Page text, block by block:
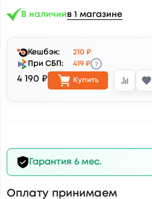
В наличиив 1 магазине
Кешбэк:
210 ₽
При СБП:
419 ₽ ?
4 190 ₽ Купить
Гарантия 6 мес.
Оплату принимаем